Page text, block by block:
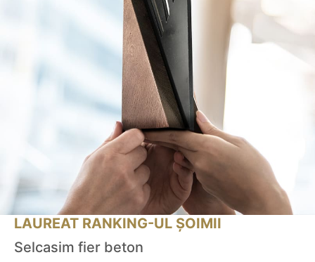
LAUREAT RANKING-UL ȘOIMII
Selcasim fier beton